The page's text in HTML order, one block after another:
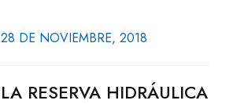
28 DE NOVIEMBRE, 2018
LA RESERVA HIDRÁULICA